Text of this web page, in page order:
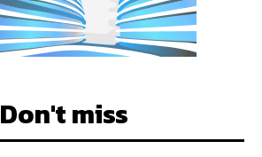
Don't miss